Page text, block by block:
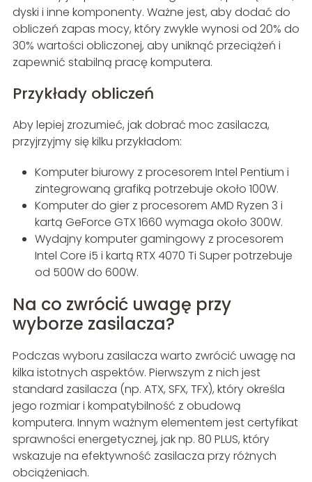
dyski i inne komponenty. Ważne jest, aby dodać do
obliczeń zapas mocy, który zwykle wynosi od 20% do
30% wartości obliczonej, aby uniknąć przeciążeń i
zapewnić stabilną pracę komputera.
Przykłady obliczeń
Aby lepiej zrozumieć, jak dobrać moc zasilacza,
przyjrzyjmy się kilku przykładom:
Komputer biurowy z procesorem Intel Pentium i
zintegrowaną grafiką potrzebuje około 100W.
Komputer do gier z procesorem AMD Ryzen 3 i
kartą GeForce GTX 1660 wymaga około 300W.
Wydajny komputer gamingowy z procesorem
Intel Core i5 i kartą RTX 4070 Ti Super potrzebuje
od 500W do 600W.
Na co zwrócić uwagę przy
wyborze zasilacza?
Podczas wyboru zasilacza warto zwrócić uwagę na
kilka istotnych aspektów. Pierwszym z nich jest
standard zasilacza (np. ATX, SFX, TFX), który określa
jego rozmiar i kompatybilność z obudową
komputera. Innym ważnym elementem jest certyfikat
sprawności energetycznej, jak np. 80 PLUS, który
wskazuje na efektywność zasilacza przy różnych
obciążeniach.